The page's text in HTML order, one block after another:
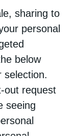
sharing to
personal
below
selection.
out request
seeing
την σημασία της
στα